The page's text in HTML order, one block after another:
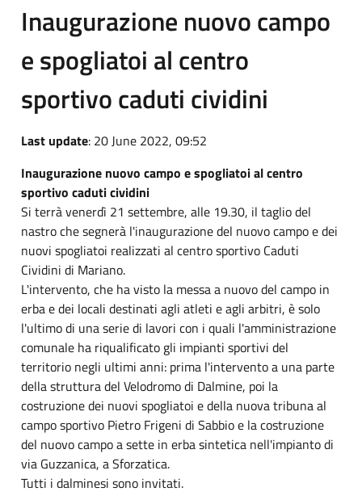
Inaugurazione nuovo campo
e spogliatoi al centro
sportivo caduti cividini
Last update: 20 June 2022, 09:52
Inaugurazione nuovo campo e spogliatoi al centro
sportivo caduti cividini
Si terrà venerdì 21 settembre, alle 19.30, il taglio del
nastro che segnerà l'inaugurazione del nuovo campo e dei
nuovi spogliatoi realizzati al centro sportivo Caduti
Cividini di Mariano.
L'intervento, che ha visto la messa a nuovo del campo in
erba e dei locali destinati agli atleti e agli arbitri, è solo
l'ultimo di una serie di lavori con i quali l'amministrazione
comunale ha riqualificato gli impianti sportivi del
territorio negli ultimi anni: prima l'intervento a una parte
della struttura del Velodromo di Dalmine, poi la
costruzione dei nuovi spogliatoi e della nuova tribuna al
campo sportivo Pietro Frigeni di Sabbio e la costruzione
del nuovo campo a sette in erba sintetica nell'impianto di
via Guzzanica, a Sforzatica.
Tutti i dalminesi sono invitati.